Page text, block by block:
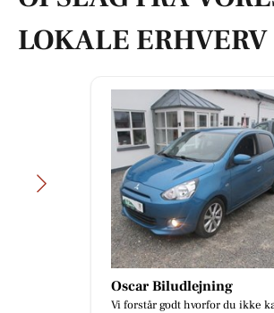
LOKALE ERHVERV
Oscar Biludlejning
Vi forstår godt hvorfor du ikke